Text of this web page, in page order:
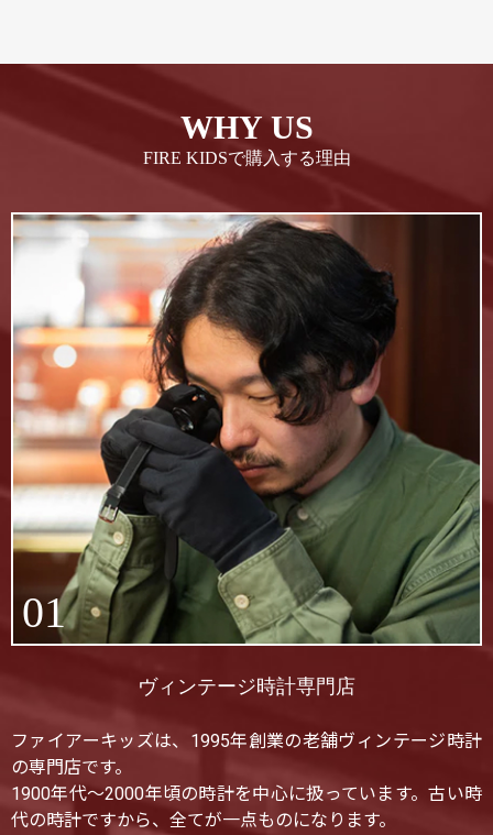
WHY US
FIRE KIDSで購入する理由
01
ヴィンテージ時計専門店
ファイアーキッズは、1995年創業の老舗ヴィンテージ時計
の専門店です。
1900年代〜2000年頃の時計を中心に扱っています。古い時
代の時計ですから、全てが一点ものになります。